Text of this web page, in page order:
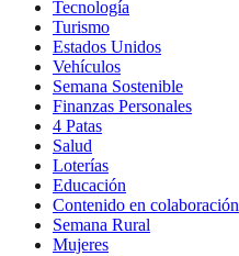
Tecnología
Turismo
Estados Unidos
Vehículos
Semana Sostenible
Finanzas Personales
4 Patas
Salud
Loterías
Educación
Contenido en colaboración
Semana Rural
Mujeres